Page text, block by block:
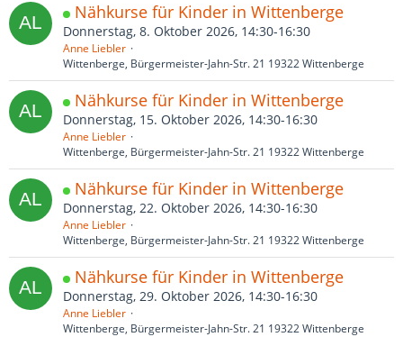
Nähkurse für Kinder in Wittenberge
Donnerstag, 8. Oktober 2026, 14:30-16:30
Anne Liebler
Wittenberge, Bürgermeister-Jahn-Str. 21 19322 Wittenberge
Nähkurse für Kinder in Wittenberge
Donnerstag, 15. Oktober 2026, 14:30-16:30
Anne Liebler
Wittenberge, Bürgermeister-Jahn-Str. 21 19322 Wittenberge
Nähkurse für Kinder in Wittenberge
Donnerstag, 22. Oktober 2026, 14:30-16:30
Anne Liebler
Wittenberge, Bürgermeister-Jahn-Str. 21 19322 Wittenberge
Nähkurse für Kinder in Wittenberge
Donnerstag, 29. Oktober 2026, 14:30-16:30
Anne Liebler
Wittenberge, Bürgermeister-Jahn-Str. 21 19322 Wittenberge